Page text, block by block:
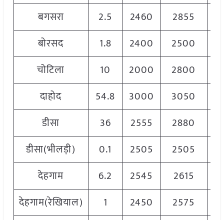
बगसरा
2.5 2460 2855
बोरसद
1.8 2400 2500
चोटिला
10 2000 2800
दाहोद
54.8 3000 3050
डीसा
36 2555 2880
डीसा(भीलड़ी)
0.1 2505 2505
देहगाम
6.2 2545 2615
देहगाम(रेखियाल)
1 2450 2575